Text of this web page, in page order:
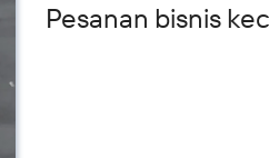
Pesanan bisnis